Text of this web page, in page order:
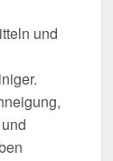
und